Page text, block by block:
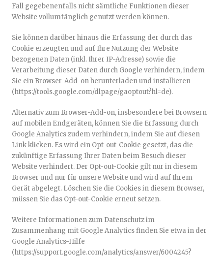
Fall gegebenenfalls nicht sämtliche Funktionen dieser
Website vollumfänglich genutzt werden können.
Sie können darüber hinaus die Erfassung der durch das
Cookie erzeugten und auf Ihre Nutzung der Website
bezogenen Daten (inkl. Ihrer IP-Adresse) sowie die
Verarbeitung dieser Daten durch Google verhindern, indem
Sie ein Browser-Add-on herunterladen und installieren
(https://tools.google.com/dlpage/gaoptout?hl=de).
Alternativ zum Browser-Add-on, insbesondere bei Browsern
auf mobilen Endgeräten, können Sie die Erfassung durch
Google Analytics zudem verhindern, indem Sie auf diesen
Link klicken. Es wird ein Opt-out-Cookie gesetzt, das die
zukünftige Erfassung Ihrer Daten beim Besuch dieser
Website verhindert. Der Opt-out-Cookie gilt nur in diesem
Browser und nur für unsere Website und wird auf Ihrem
Gerät abgelegt. Löschen Sie die Cookies in diesem Browser,
müssen Sie das Opt-out-Cookie erneut setzen.
Weitere Informationen zum Datenschutz im
Zusammenhang mit Google Analytics finden Sie etwa in der
Google Analytics-Hilfe
(https://support.google.com/analytics/answer/6004245?